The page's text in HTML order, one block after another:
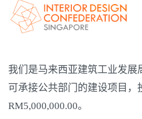
我们是马来西亚建筑工业发展
可承接公共部门的建设项目，
RM5,000,000.00。